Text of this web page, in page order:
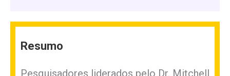
Resumo
Pesquisadores liderados pelo Dr. Mitchell